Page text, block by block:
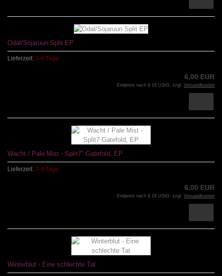
Odal/Söjaruun Split EP
Lieferzeit: 3-4 Tage
6,00 EUR
Endpreis nach § 19 UStG. zzgl. Versandkosten
Wacht / Pale Mist - Split7" Gatefold, EP
Lieferzeit: 3-4 Tage
6,00 EUR
Endpreis nach § 19 UStG. zzgl. Versandkosten
Winterblut - Eine schlechte Tat